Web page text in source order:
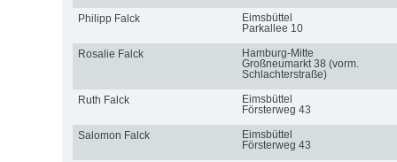
Philipp Falck
Eimsbüttel
Parkallee 10
Rosalie Falck
Hamburg-Mitte
Großneumarkt 38 (vorm.
Schlachterstraße)
Ruth Falck
Eimsbüttel
Försterweg 43
Salomon Falck
Eimsbüttel
Försterweg 43